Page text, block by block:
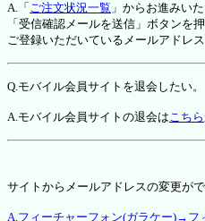
A.「 ご注文状況一覧 」からお進みいた
「受信確認メールを送信」ボタンを
ご登録いただいているメールアドレ
Q.モバイル会員サイトを退会したい。
A.モバイル会員サイトの退会はこちら
サイトからメールアドレスの変更が
A.フィーチャーフォン(ガラケー)→フ